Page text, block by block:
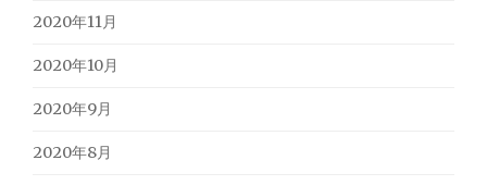
2020年11月
2020年10月
2020年9月
2020年8月